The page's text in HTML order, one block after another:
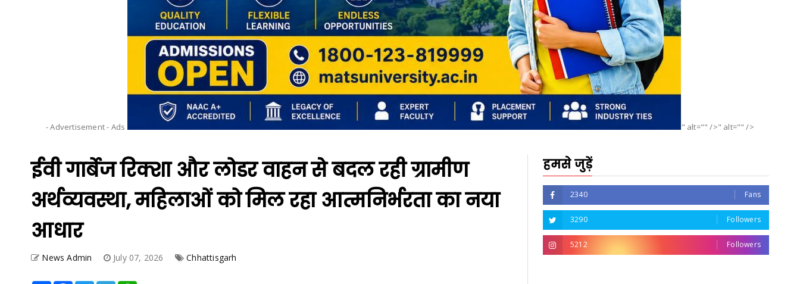
- Advertisement - Ads " alt="" />" alt="" />
ईवी गार्बेज रिक्शा और लोडर वाहन से बदल रही ग्रामीण
अर्थव्यवस्था, महिलाओं को मिल रहा आत्मनिर्भरता का नया
आधार
News Admin July 07, 2026 Chhattisgarh
हमसे जुड़ें
2340 Fans
3290 Followers
5212 Followers